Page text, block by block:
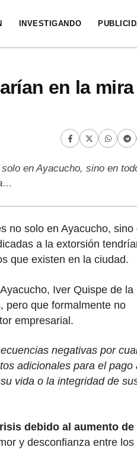
INVESTIGANDO
en la mira
en Ayacucho, sino en
no solo en Ayacucho, sino
a la extorsión
que existen en la ciudad.
Iver Quispe de la
pero que formalmente no
empresarial.
negativas por
adicionales para el pago
vida o la integridad de
debido al aumento de
y desconfianza entre los